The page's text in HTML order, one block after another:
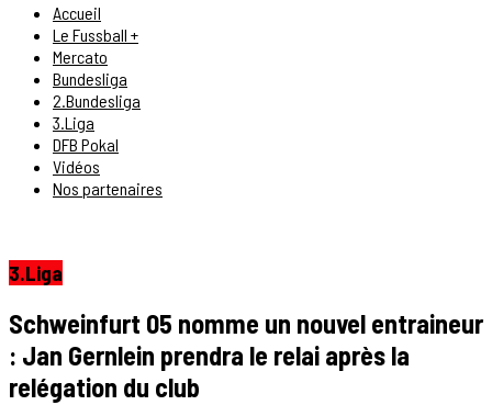
Accueil
Le Fussball +
Mercato
Bundesliga
2.Bundesliga
3.Liga
DFB Pokal
Vidéos
Nos partenaires
3.Liga
Schweinfurt 05 nomme un nouvel entraineur
: Jan Gernlein prendra le relai après la
relégation du club